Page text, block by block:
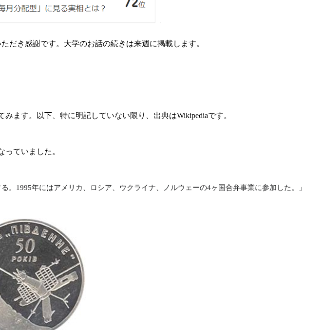
だき感謝です。大学のお話の続きは来週に掲載します。
ます。以下、特に明記していない限り、出典はWikipediaです。
ていました。
1995年にはアメリカ、ロシア、ウクライナ、ノルウェーの4ヶ国合弁事業に参加した。」